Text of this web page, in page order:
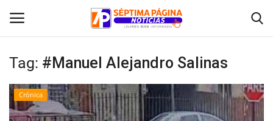
Inicio
Crónica
Tag: #Manuel Alejandro Salinas
Crónica